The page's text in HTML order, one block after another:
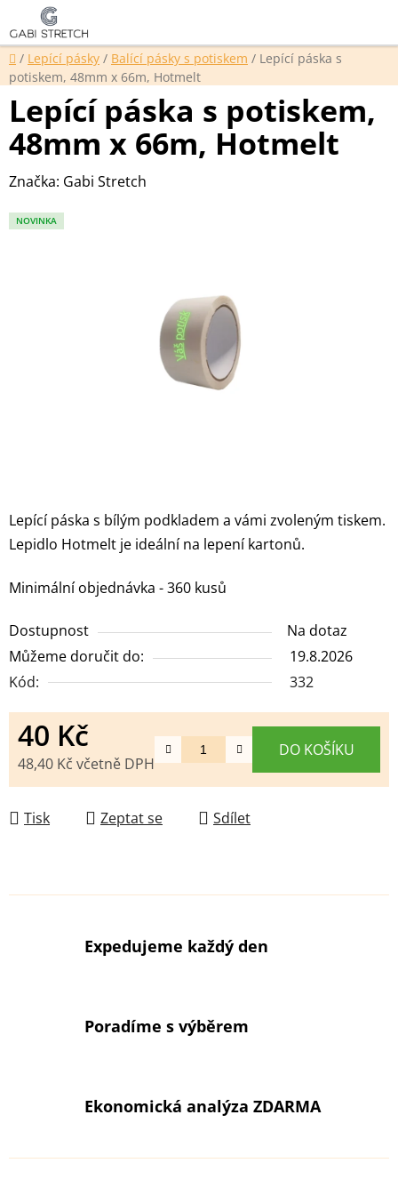
na
obsah
KOŠÍK
Domů
/ Lepící pásky / Balící pásky s potiskem / Lepící páska s
potiskem, 48mm x 66m, Hotmelt
Lepící páska s bílým podkladem a vámi zvoleným tiskem.
Lepidlo Hotmelt je ideální na lepení kartonů.
Minimální objednávka - 360 kusů
Dostupnost
Na dotaz
Můžeme doručit do:
19.8.2026
Kód:
332
40 Kč
48,40 Kč včetně DPH
Měrná cena:
DO KOŠÍKU
Tisk Zeptat se Sdílet
Lepící páska s potiskem,
48mm x 66m, Hotmelt
Značka: Gabi Stretch
NOVINKA
Expedujeme každý den
Poradíme s výběrem
Ekonomická analýza ZDARMA